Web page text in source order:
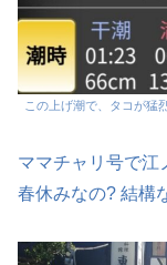
この上げ潮で、タコが猛
ママチャリ号で江
春休みなの? 結構